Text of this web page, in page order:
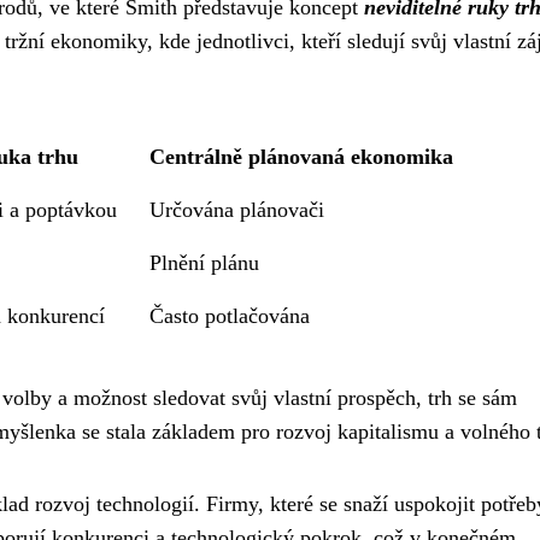
ve které Smith představuje koncept neviditelné ruky
tržní ekonomiky, kde jednotlivci, kteří sledují svůj vlastní
trhu Centrálně plánovaná ekonomika
a poptávkou Určována plánovači
Plnění plánu
konkurencí Často potlačována
a možnost sledovat svůj vlastní prospěch, trh se sám
se stala základem pro rozvoj kapitalismu a volného
rozvoj technologií. Firmy, které se snaží uspokojit